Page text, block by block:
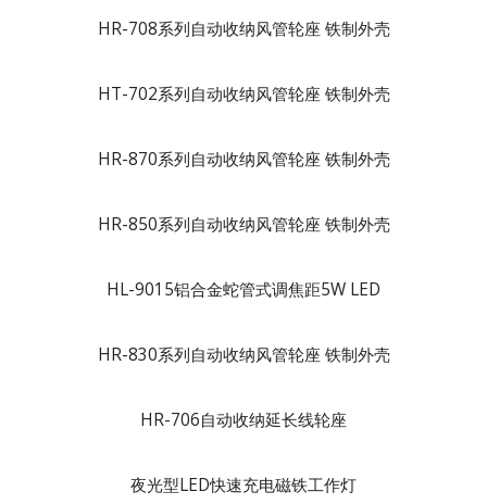
HR-708系列自动收纳风管轮座 铁制外壳
HT-702系列自动收纳风管轮座 铁制外壳
HR-870系列自动收纳风管轮座 铁制外壳
HR-850系列自动收纳风管轮座 铁制外壳
HL-9015铝合金蛇管式调焦距5W LED
HR-830系列自动收纳风管轮座 铁制外壳
HR-706自动收纳延长线轮座
夜光型LED快速充电磁铁工作灯